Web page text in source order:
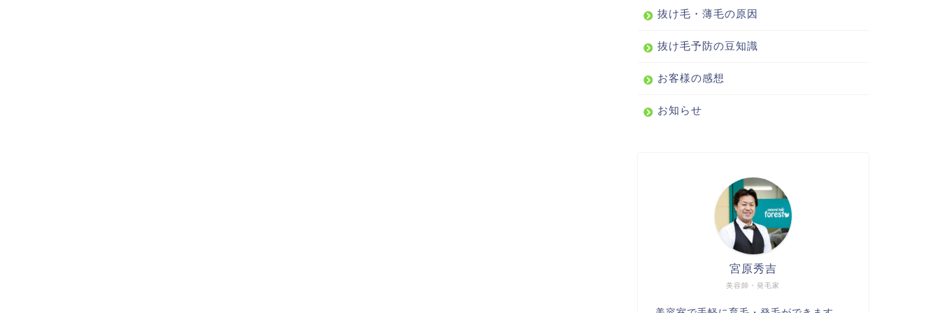
抜け毛・薄毛の原因
抜け毛予防の豆知識
お客様の感想
お知らせ
美容師・発毛家
宮原秀吉